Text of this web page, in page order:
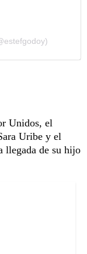
Unidos, el
Uribe y el
llegada de su hijo